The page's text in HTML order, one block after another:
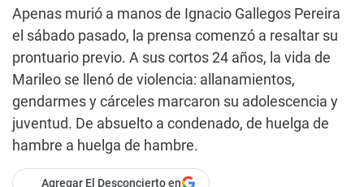
Apenas murió a manos de Ignacio Gallegos Pereira
el sábado pasado, la prensa comenzó a resaltar su
prontuario previo. A sus cortos 24 años, la vida de
Marileo se llenó de violencia: allanamientos,
gendarmes y cárceles marcaron su adolescencia y
juventud. De absuelto a condenado, de huelga de
hambre a huelga de hambre.
Agregar El Desconcierto en